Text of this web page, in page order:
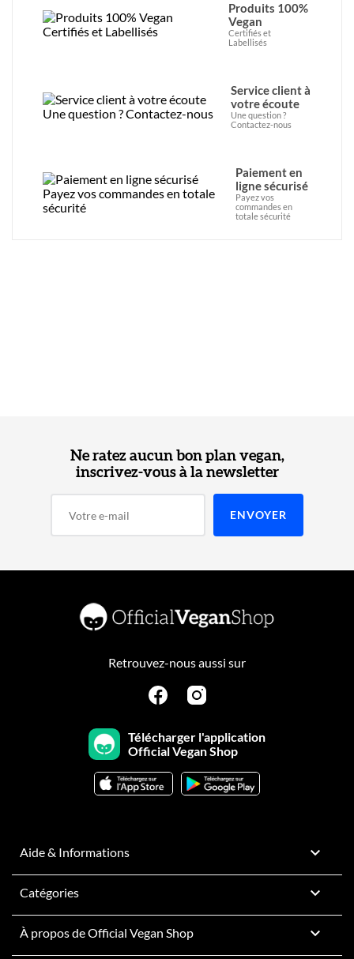
Produits 100%
Vegan
Certifiés et
Labellisés
Service client à
votre écoute
Une question ?
Contactez-nous
Paiement en
ligne sécurisé
Payez vos
commandes en
totale sécurité
Ne ratez aucun bon plan vegan,
inscrivez-vous à la newsletter
Retrouvez-nous aussi sur
Télécharger l'application
Official Vegan Shop
Aide & Informations 
Catégories 
À propos de Official Vegan Shop 